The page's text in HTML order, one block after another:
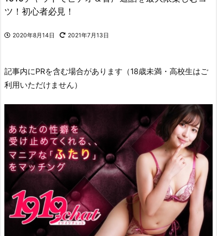
ツ！初心者必見！
2020年8月14日 2021年7月13日
記事内にPRを含む場合があります（18歳未満・高校生はご
利用いただけません）